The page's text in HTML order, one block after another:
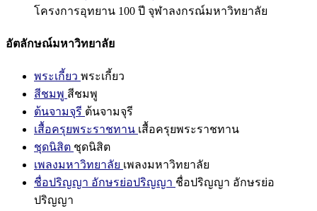
โครงการอุทยาน 100 ปี จุฬาลงกรณ์มหาวิทยาลัย
อัตลักษณ์มหาวิทยาลัย
พระเกี้ยว พระเกี้ยว
สีชมพู สีชมพู
ต้นจามจุรี ต้นจามจุรี
เสื้อครุยพระราชทาน เสื้อครุยพระราชทาน
ชุดนิสิต ชุดนิสิต
เพลงมหาวิทยาลัย เพลงมหาวิทยาลัย
ชื่อปริญญา อักษรย่อปริญญา ชื่อปริญญา อักษรย่อ
ปริญญา